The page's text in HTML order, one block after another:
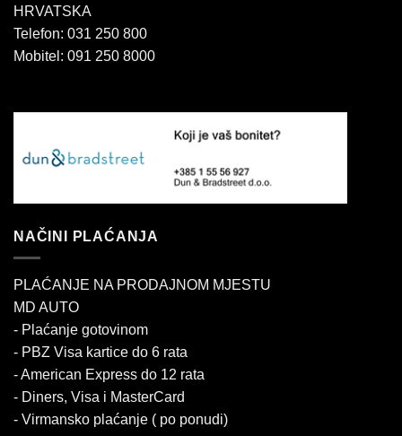
HRVATSKA
Telefon: 031 250 800
Mobitel: 091 250 8000
NAČINI PLAĆANJA
PLAĆANJE NA PRODAJNOM MJESTU
MD AUTO
- Plaćanje gotovinom
- PBZ Visa kartice do 6 rata
- American Express do 12 rata
- Diners, Visa i MasterCard
- Virmansko plaćanje ( po ponudi)